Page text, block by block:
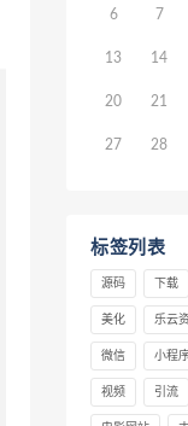
6 7
13 14
20 21
27 28
标签列表
源码 下载
美化 乐云
微信 小程
视频 引流